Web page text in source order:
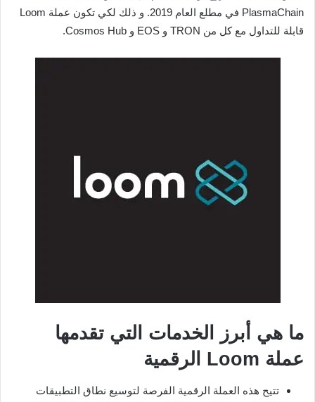
PlasmaChain في مطلع العام 2019. و ذلك لكي تكون عملة Loom
قابلة للتداول مع كل من TRON و EOS و Cosmos Hub.
ما هي أبرز الخدمات التي تقدمها
عملة Loom الرقمية
تتيح هذه العملة الرقمية الفرصة لتوسيع نطاق التطبيقات